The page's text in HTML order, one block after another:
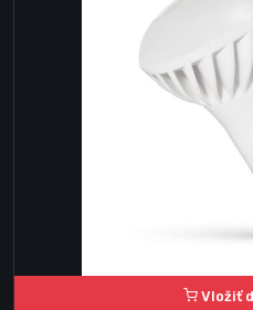
Vložiť